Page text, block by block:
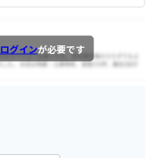
ログインが必要です